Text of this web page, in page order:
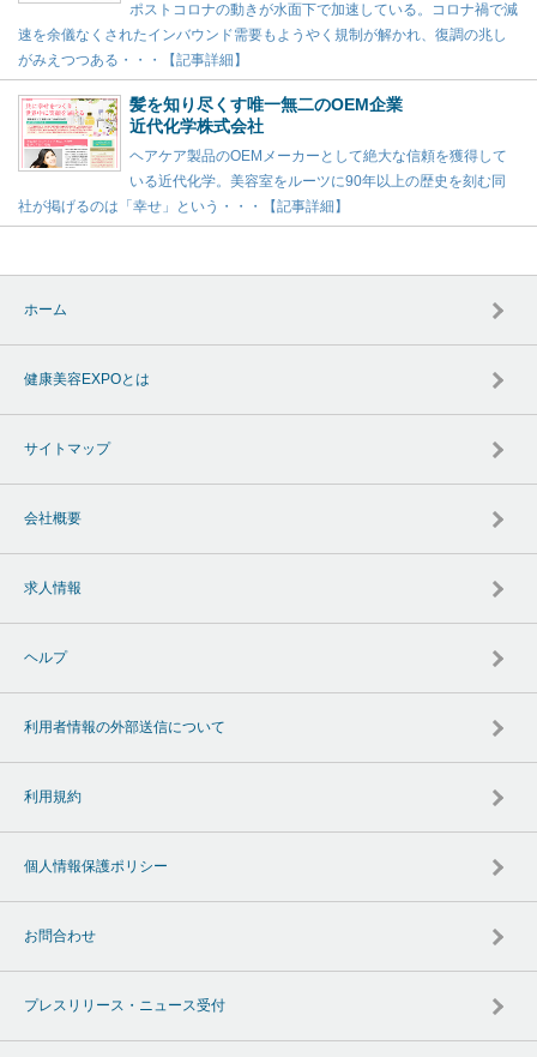
ポストコロナの動きが水面下で加速している。コロナ禍で減
速を余儀なくされたインバウンド需要もようやく規制が解かれ、復調の兆し
がみえつつある・・・【記事詳細】
髪を知り尽くす唯一無二のOEM企業
近代化学株式会社
ヘアケア製品のOEMメーカーとして絶大な信頼を獲得して
いる近代化学。美容室をルーツに90年以上の歴史を刻む同
社が掲げるのは「幸せ」という・・・【記事詳細】
ホーム
健康美容EXPOとは
サイトマップ
会社概要
求人情報
ヘルプ
利用者情報の外部送信について
利用規約
個人情報保護ポリシー
お問合わせ
プレスリリース・ニュース受付